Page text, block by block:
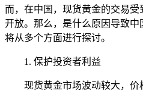
而，在中国，现货黄金的交易
开放。那么，是什么原因导致
将从多个方面进行探讨。
1. 保护投资者利益
现货黄金市场波动较大，